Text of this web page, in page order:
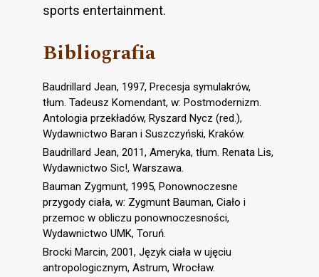
sports entertainment.
Bibliografia
Baudrillard Jean, 1997, Precesja symulakrów,
tłum. Tadeusz Komendant, w: Postmodernizm.
Antologia przekładów, Ryszard Nycz (red.),
Wydawnictwo Baran i Suszczyński, Kraków.
Baudrillard Jean, 2011, Ameryka, tłum. Renata Lis,
Wydawnictwo Sic!, Warszawa.
Bauman Zygmunt, 1995, Ponownoczesne
przygody ciała, w: Zygmunt Bauman, Ciało i
przemoc w obliczu ponownoczesności,
Wydawnictwo UMK, Toruń.
Brocki Marcin, 2001, Język ciała w ujęciu
antropologicznym, Astrum, Wrocław.